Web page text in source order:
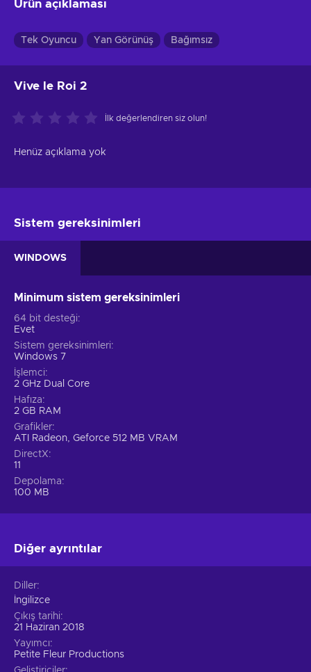
Ürün açıklaması
Tek Oyuncu Yan Görünüş Bağımsız
Vive le Roi 2
İlk değerlendiren siz olun!
Henüz açıklama yok
Sistem gereksinimleri
WINDOWS
Minimum sistem gereksinimleri
64 bit desteği
Evet
Sistem gereksinimleri
Windows 7
İşlemci
2 GHz Dual Core
Hafıza
2 GB RAM
Grafikler
ATI Radeon, Geforce 512 MB VRAM
DirectX
11
Depolama
100 MB
Diğer ayrıntılar
Diller
İngilizce
Çıkış tarihi
21 Haziran 2018
Yayımcı
Petite Fleur Productions